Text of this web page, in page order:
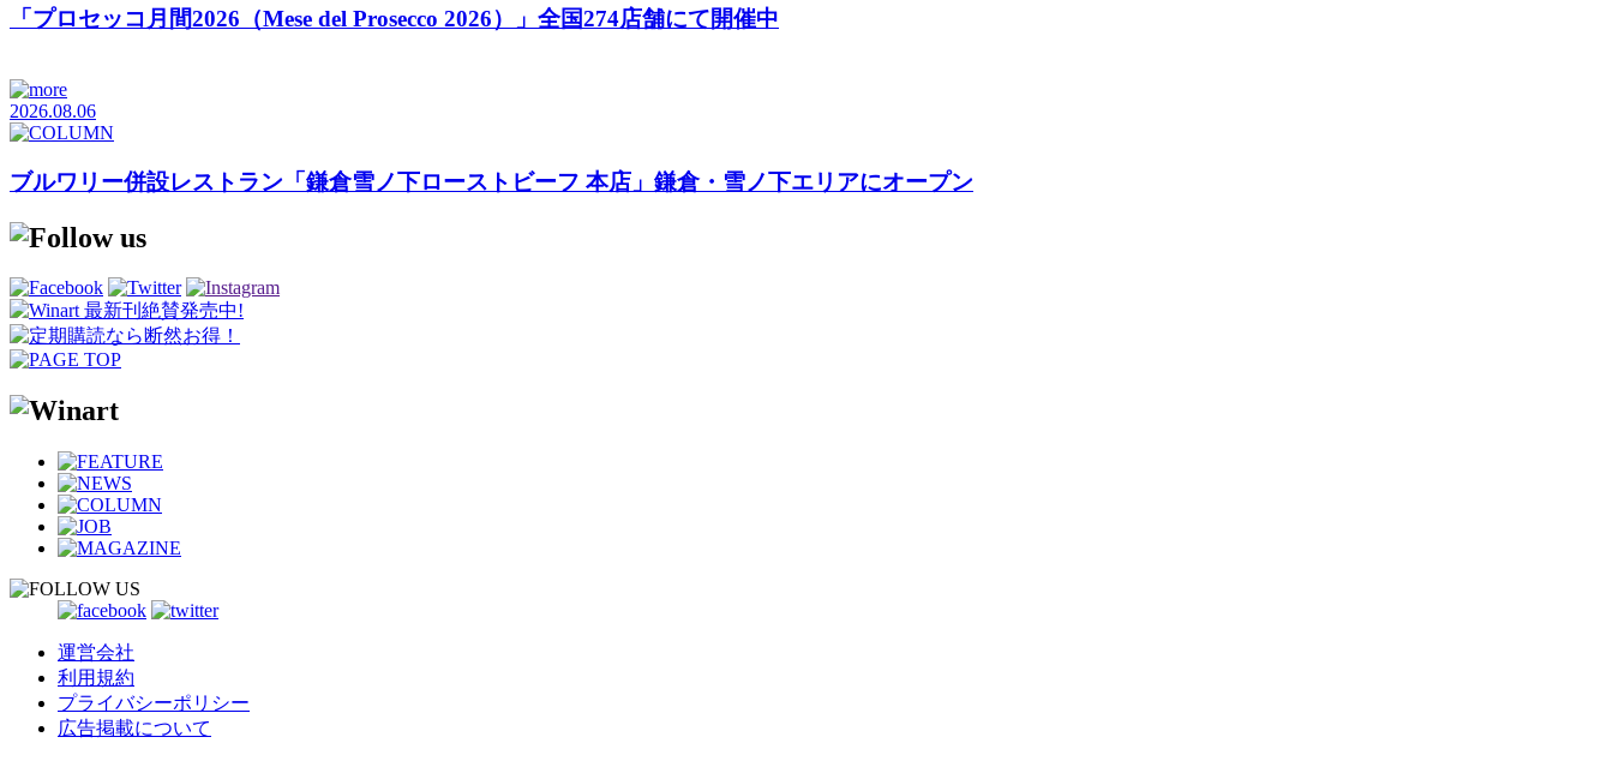
「プロセッコ月間2026（Mese del Prosecco 2026）」全国274店舗にて開催中
2026.08.06
ブルワリー併設レストラン「鎌倉雪ノ下ローストビーフ 本店」鎌倉・雪ノ下エリアにオープン
運営会社
利用規約
プライバシーポリシー
広告掲載について